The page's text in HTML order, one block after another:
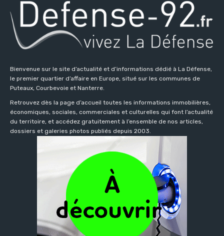
Bienvenue sur le site d’actualité et d’informations dédié à La Défense,
le premier quartier d’affaire en Europe, situé sur les communes de
Puteaux, Courbevoie et Nanterre.
Retrouvez dès la page d’accueil toutes les informations immobilières,
économiques, sociales, commerciales et culturelles qui font l’actualité
du territoire, et accédez gratuitement à l’ensemble de nos articles,
dossiers et galeries photos publiés depuis 2003.